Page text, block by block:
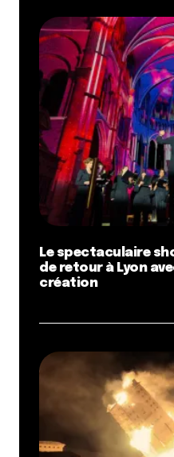
Le spectaculaire
de retour à Lyon
création